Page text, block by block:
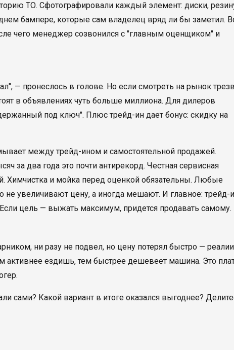
ТО. Сфотографировали каждый элемент: диски,
бампере, которые сам владелец вряд ли бы заметил.
чего менеджер созвонился с "главным оценщиком" и
— пронеслось в голове. Но если смотреть на рынок
в объявлениях чуть больше миллиона. Для дилеров
под ключ". Плюс трейд-ин дает бонус: скидку на
между трейд-ином и самостоятельной продажей.
за два года это почти антирекорд. Честная сервисная
Химчистка и мойка перед оценкой обязательны. Любые
не увеличивают цену, а иногда мешают. И главное: трейд-
цель — выжать максимум, придется продавать самому.
ни разу не подвел, но цену потерял быстро — реалии
активнее ездишь, тем быстрее дешевеет машина. Это
сами? Какой вариант в итоге оказался выгоднее?